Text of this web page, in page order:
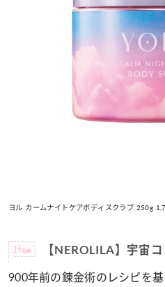
ヨル カームナイトケアボディスクラブ 250g
Item 【NEROLILA】宇宙
900年前の錬金術のレシピを